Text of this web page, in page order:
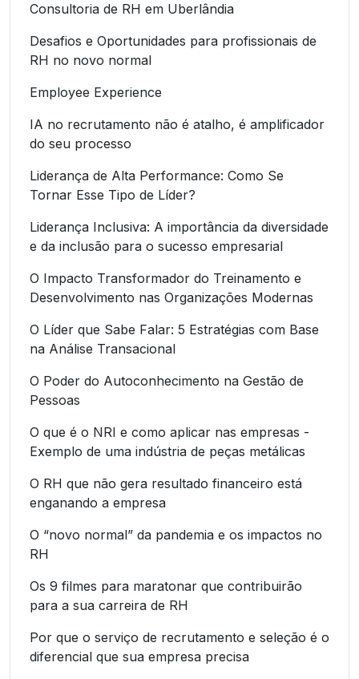
Consultoria de RH em Uberlândia
Desafios e Oportunidades para profissionais de
RH no novo normal
Employee Experience
IA no recrutamento não é atalho, é amplificador
do seu processo
Liderança de Alta Performance: Como Se
Tornar Esse Tipo de Líder?
Liderança Inclusiva: A importância da diversidade
e da inclusão para o sucesso empresarial
O Impacto Transformador do Treinamento e
Desenvolvimento nas Organizações Modernas
O Líder que Sabe Falar: 5 Estratégias com Base
na Análise Transacional
O Poder do Autoconhecimento na Gestão de
Pessoas
O que é o NRI e como aplicar nas empresas -
Exemplo de uma indústria de peças metálicas
O RH que não gera resultado financeiro está
enganando a empresa
O “novo normal” da pandemia e os impactos no
RH
Os 9 filmes para maratonar que contribuirão
para a sua carreira de RH
Por que o serviço de recrutamento e seleção é o
diferencial que sua empresa precisa